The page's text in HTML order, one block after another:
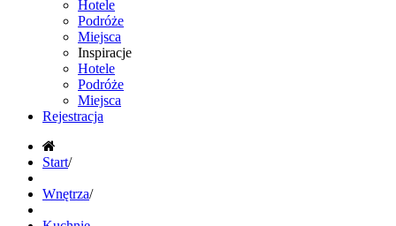
Hotele
Podróże
Miejsca
Inspiracje
Hotele
Podróże
Miejsca
Rejestracja
Start/
Wnętrza/